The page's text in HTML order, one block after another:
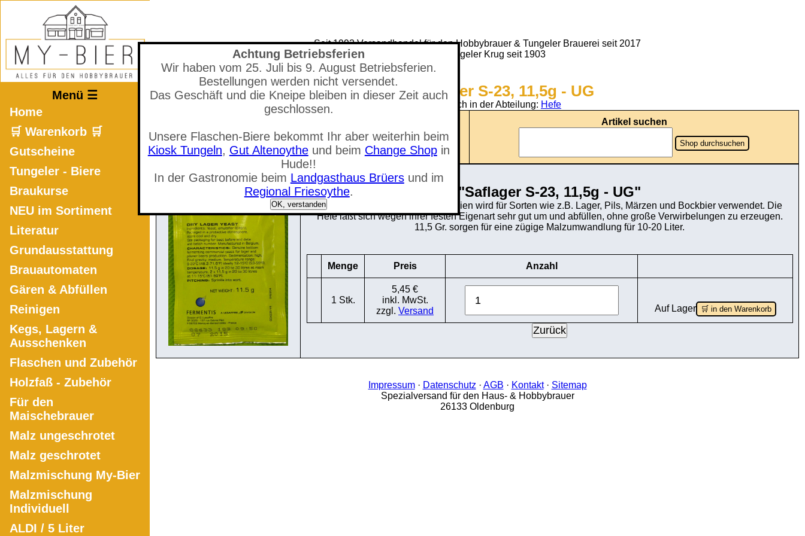
Achtung Betriebsferien
Wir haben vom 25. Juli bis 9. August Betriebsferien.
Bestellungen werden nicht versendet.
Das Geschäft und die Kneipe bleiben in dieser Zeit auch
geschlossen.
Unsere Flaschen-Biere bekommt Ihr aber weiterhin beim
Kiosk Tungeln, Gut Altenoytheund beim Change Shopin
Hude!!
In der Gastronomie beim Landgasthaus Brüersund im
Regional Friesoythe.
OK, verstanden
Seit 1993 Versandhandel für den Hobbybrauer & Tungeler Brauerei seit 2017
(Neuer) Tungeler Krug seit 1903
Menü ☰
Home
🛒 Warenkorb 🛒
Gutscheine
Tungeler - Biere
Braukurse
NEU im Sortiment
Literatur
Grundausstattung
Brauautomaten
Gären & Abfüllen
Reinigen
Kegs, Lagern &
Ausschenken
Flaschen und Zubehör
Holzfaß - Zubehör
Für den
Maischebrauer
Malz ungeschrotet
Malz geschrotet
Malzmischung My-Bier
Malzmischung
Individuell
ALDI / 5 Liter
Mastodon
Shop - Saflager S-23, 11,5g - UG
Sie befinden sich in der Abteilung: Hefe
🛒 Warenkorb anzeigen
Anzahl der Artikel: 0
Gesamtwert: 0,00 €
Artikel suchen
Shop durchsuchen
"Saflager S-23, 11,5g - UG"
Dieser neue Hefestamm aus Belgien wird für Sorten wie z.B. Lager, Pils, Märzen und Bockbier verwendet. Die
Hefe läßt sich wegen ihrer festen Eigenart sehr gut um und abfüllen, ohne große Verwirbelungen zu erzeugen.
11,5 Gr. sorgen für eine zügige Malzumwandlung für 10-20 Liter.
Menge Preis Anzahl
1 Stk.
5,45 €
inkl. MwSt.
zzgl. Versand Auf Lager 🛒 in den Warenkorb
Impressum· Datenschutz · AGB · Kontakt· Sitemap
Spezialversand für den Haus- & Hobbybrauer
26133 Oldenburg